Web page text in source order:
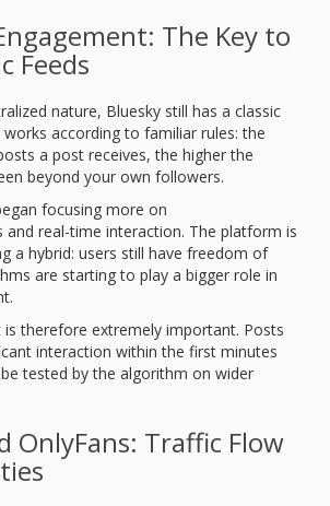
The Key to
Feeds
nature, Bluesky still has a classic
works according to familiar rules: the
a post receives, the higher the
beyond your own followers.
focusing more on
and real-time interaction. The platform is
a hybrid: users still have freedom of
are starting to play a bigger role in
is therefore extremely important. Posts
interaction within the first minutes
tested by the algorithm on wider
OnlyFans: Traffic Flow